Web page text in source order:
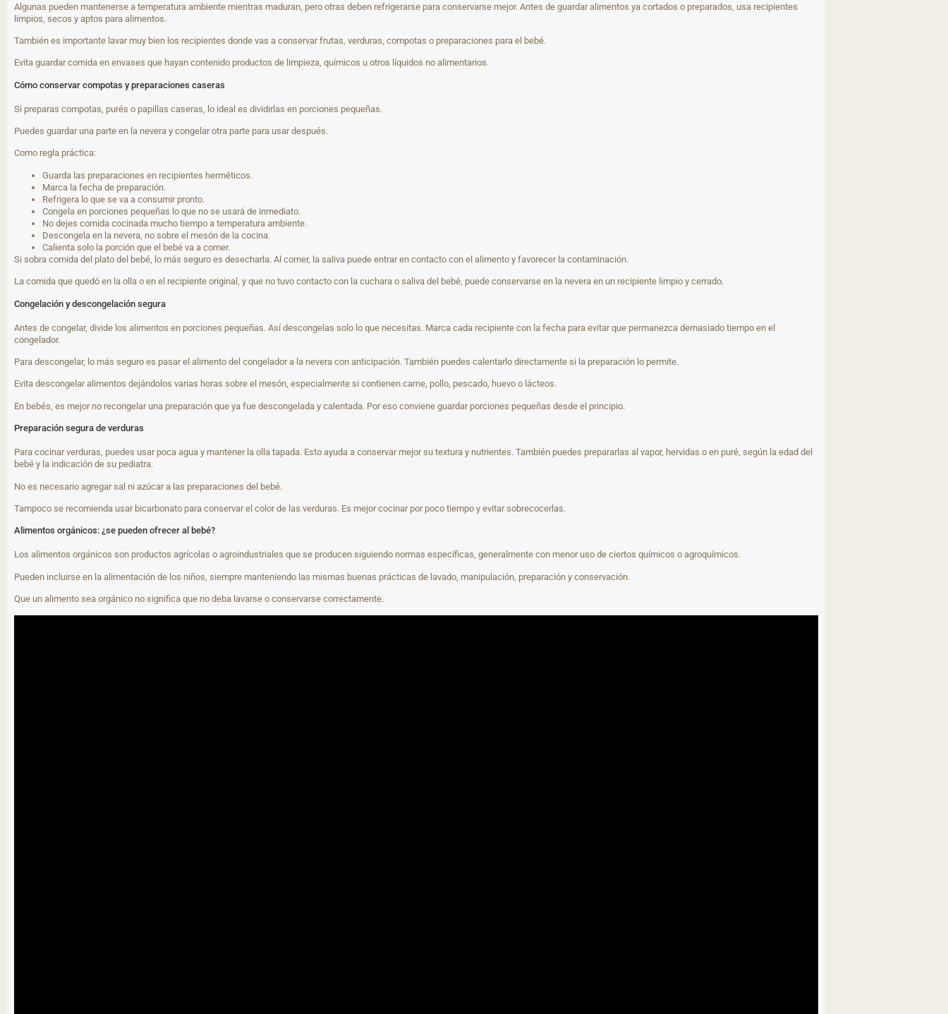
Algunas pueden mantenerse a temperatura ambiente mientras maduran, pero otras deben refrigerarse para conservarse mejor. Antes de guardar alimentos ya cortados o preparados, usa recipientes
limpios, secos y aptos para alimentos.
También es importante lavar muy bien los recipientes donde vas a conservar frutas, verduras, compotas o preparaciones para el bebé.
Evita guardar comida en envases que hayan contenido productos de limpieza, químicos u otros líquidos no alimentarios.
Cómo conservar compotas y preparaciones caseras
Si preparas compotas, purés o papillas caseras, lo ideal es dividirlas en porciones pequeñas.
Puedes guardar una parte en la nevera y congelar otra parte para usar después.
Como regla práctica:
Guarda las preparaciones en recipientes herméticos.
Marca la fecha de preparación.
Refrigera lo que se va a consumir pronto.
Congela en porciones pequeñas lo que no se usará de inmediato.
No dejes comida cocinada mucho tiempo a temperatura ambiente.
Descongela en la nevera, no sobre el mesón de la cocina.
Calienta solo la porción que el bebé va a comer.
Si sobra comida del plato del bebé, lo más seguro es desecharla. Al comer, la saliva puede entrar en contacto con el alimento y favorecer la contaminación.
La comida que quedó en la olla o en el recipiente original, y que no tuvo contacto con la cuchara o saliva del bebé, puede conservarse en la nevera en un recipiente limpio y cerrado.
Congelación y descongelación segura
Antes de congelar, divide los alimentos en porciones pequeñas. Así descongelas solo lo que necesitas. Marca cada recipiente con la fecha para evitar que permanezca demasiado tiempo en el
congelador.
Para descongelar, lo más seguro es pasar el alimento del congelador a la nevera con anticipación. También puedes calentarlo directamente si la preparación lo permite.
Evita descongelar alimentos dejándolos varias horas sobre el mesón, especialmente si contienen carne, pollo, pescado, huevo o lácteos.
En bebés, es mejor no recongelar una preparación que ya fue descongelada y calentada. Por eso conviene guardar porciones pequeñas desde el principio.
Preparación segura de verduras
Para cocinar verduras, puedes usar poca agua y mantener la olla tapada. Esto ayuda a conservar mejor su textura y nutrientes. También puedes prepararlas al vapor, hervidas o en puré, según la edad del
bebé y la indicación de su pediatra.
No es necesario agregar sal ni azúcar a las preparaciones del bebé.
Tampoco se recomienda usar bicarbonato para conservar el color de las verduras. Es mejor cocinar por poco tiempo y evitar sobrecocerlas.
Alimentos orgánicos: ¿se pueden ofrecer al bebé?
Los alimentos orgánicos son productos agrícolas o agroindustriales que se producen siguiendo normas específicas, generalmente con menor uso de ciertos químicos o agroquímicos.
Pueden incluirse en la alimentación de los niños, siempre manteniendo las mismas buenas prácticas de lavado, manipulación, preparación y conservación.
Que un alimento sea orgánico no significa que no deba lavarse o conservarse correctamente.